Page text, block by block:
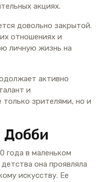
акциях.
довольно закрытой.
отношениях и
личную жизнь на
активно
и
зрителями, но и
Добби
года в маленьком
она проявляла
искусству. Ее